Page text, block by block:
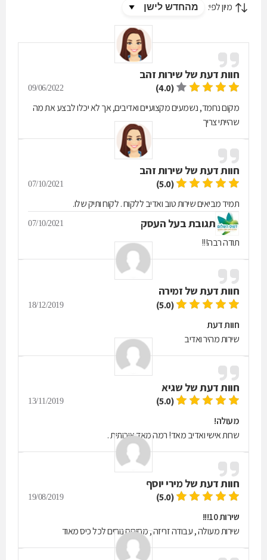
מיון לפי:
חוות דעת של שירות זהב
(4.0)
09/06/2022
מקום נחמד, נשמעים מקצועיים ואדיבים, אך לא יכלו לבצע את מה
שהייתי צריך
חוות דעת של שירות זהב
(5.0)
07/10/2021
תמיד מביאים שירות טוב ואדיב ללקוח . לקוח ותיק שלו.
תגובת בעל העסק 07/10/2021
תודה רבה!!!
חוות דעת של זמירה
(5.0)
18/12/2019
חוות דעת
שירות מהיר ואדיב
חוות דעת של שגיא
(5.0)
13/11/2019
מעולה!
שרות אישי ואדיב מאד! רמה מאד איכותית .
חוות דעת שלמירי יוסף
(5.0)
19/08/2019
שירות 10!!!
שירות מעולה , עבודה זריזה , מחירים נוחים לכל כיס מאוד